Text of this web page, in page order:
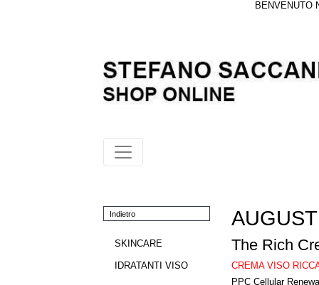
BENVENUTO
Indietro
SKINCARE
IDRATANTI VISO
The Rich
CREMA VISO
PPC Cellular